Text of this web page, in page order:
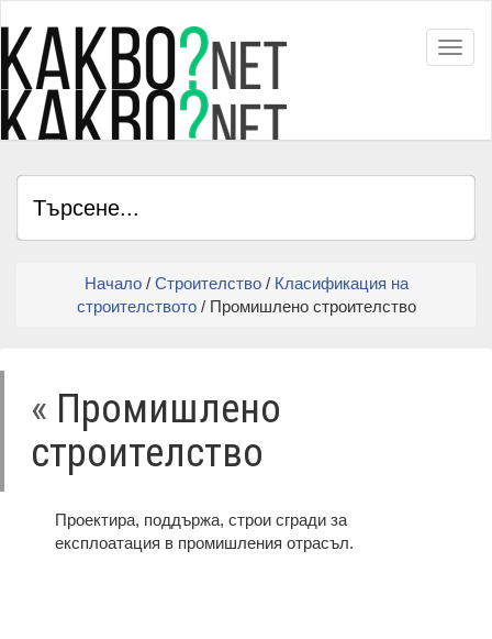
Начало/ Строителство/ Класификация на
строителството/ Промишлено строителство
« Промишлено
строителство
Проектира, поддържа, строи сгради за
експлоатация в промишления отрасъл.